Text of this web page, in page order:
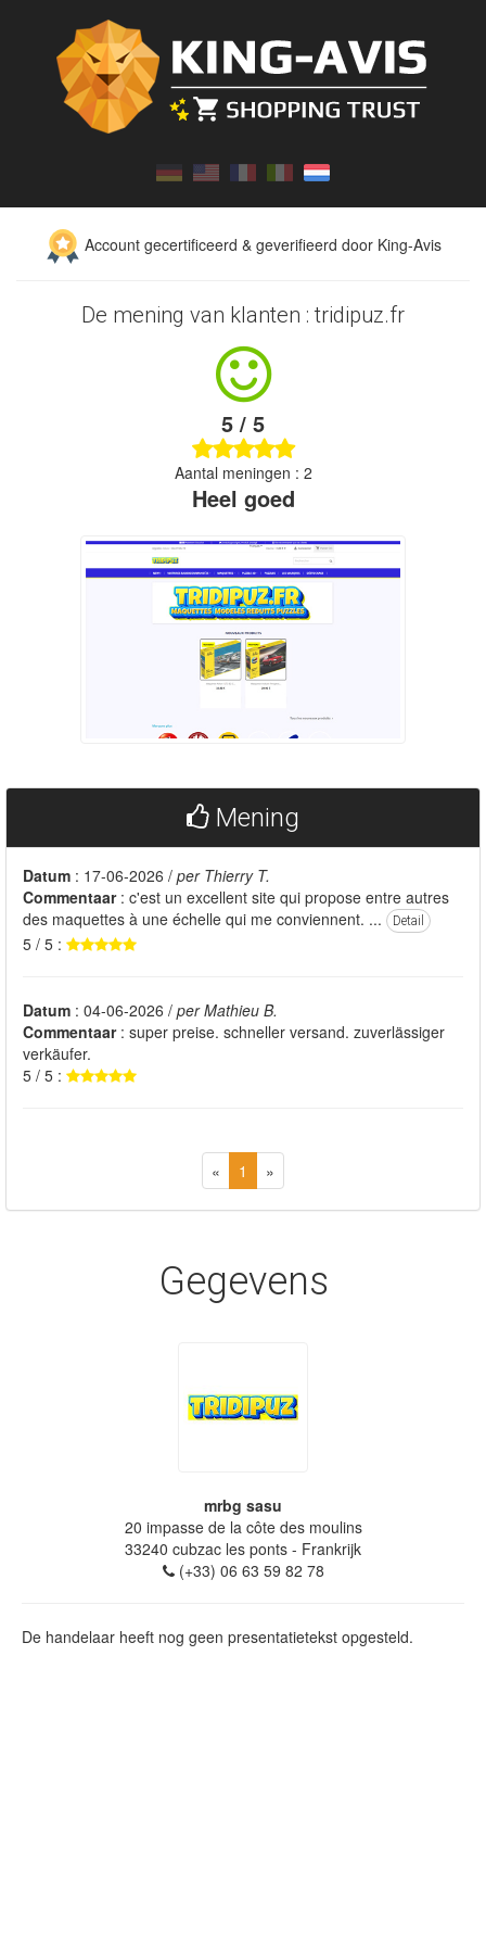
Account gecertificeerd & geverifieerd door King-Avis
De mening van klanten : tridipuz.fr
5 / 5
Aantal meningen : 2
Heel goed
Mening
Datum : 17-06-2026 / per Thierry T.
Commentaar: c'est un excellent site qui propose entre autres
des maquettes à une échelle qui me conviennent. ...
Detail
5 / 5 :
Datum : 04-06-2026 / per Mathieu B.
Commentaar: super preise. schneller versand. zuverlässiger
verkäufer.
5 / 5 :
« 1 »
Gegevens
mrbg sasu
20 impasse de la côte des moulins
33240 cubzac les ponts - Frankrijk
(+33) 06 63 59 82 78
De handelaar heeft nog geen presentatietekst opgesteld.